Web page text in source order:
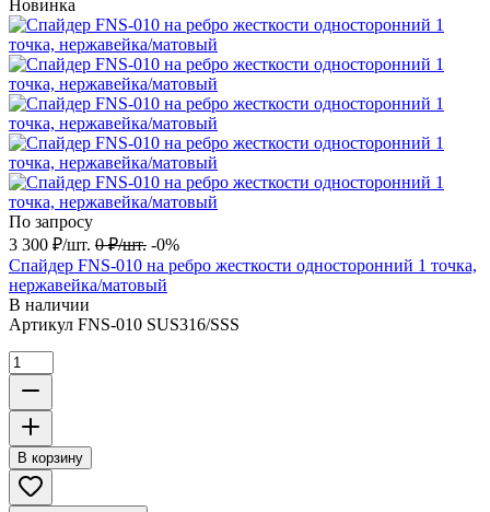
Новинка
По запросу
3 300 ₽/шт. 0 ₽/шт. -0%
Спайдер FNS-010 на ребро жесткости односторонний 1 точка,
нержавейка/матовый
В наличии
Артикул FNS-010 SUS316/SSS
В корзину